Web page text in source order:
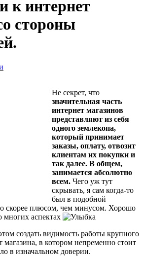
к интернет
стороны
Не секрет, что
значительная часть
интернет магазинов
представляют из себя
одного землекопа,
который принимает
заказы, оплату, отвозит
клиентам их покупки и
так далее. В общем,
занимается абсолютно
всем. Чего уж тут
скрывать, я сам когда-то
был в подобной
скорее плюсом, чем минусом. Хорошо
многих аспектах
создать видимость работы крупного
магазина, в котором непременно стоит
в изначальном доверии.